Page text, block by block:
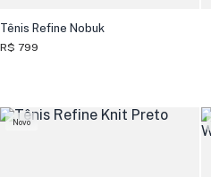
Tênis Refine Nobuk
R$ 799
Novo